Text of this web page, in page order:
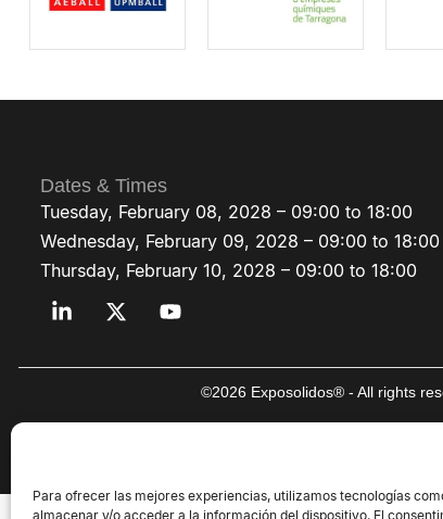
Para ofrecer las mejores experiencias, utilizamos tecnologías
almacenar y/o acceder a la información del dispositivo. El
Dates & Times
Tuesday, February 08, 2028 – 09:00 to 18:00
Wednesday, February 09, 2028 – 09:00 to 18:00
Thursday, February 10, 2028 – 09:00 to 18:00
©2026 Exposolidos® - All rights